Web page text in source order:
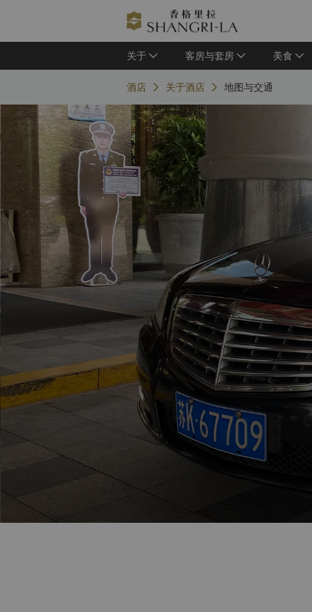
关于 客房与套房 美食
酒店 关于酒店 地图与交通